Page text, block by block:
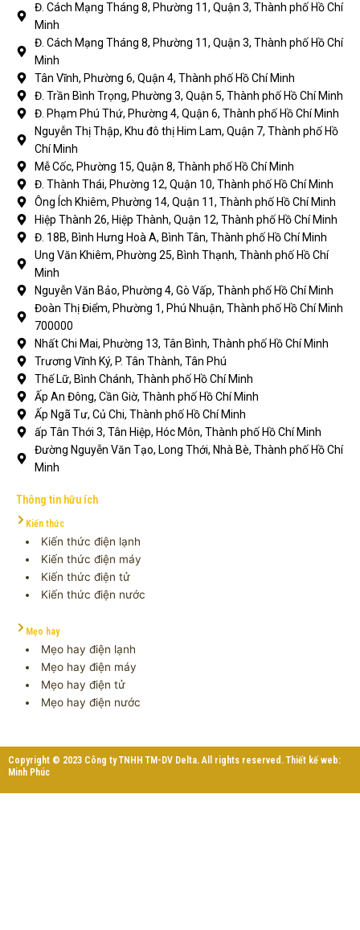
Đ. Cách Mạng Tháng 8, Phường 11, Quận 3, Thành phố Hồ Chí
Minh
Đ. Cách Mạng Tháng 8, Phường 11, Quận 3, Thành phố Hồ Chí
Minh
Tân Vĩnh, Phường 6, Quận 4, Thành phố Hồ Chí Minh
Đ. Trần Bình Trọng, Phường 3, Quận 5, Thành phố Hồ Chí Minh
Đ. Phạm Phú Thứ, Phường 4, Quận 6, Thành phố Hồ Chí Minh
Nguyễn Thị Thập, Khu đô thị Him Lam, Quận 7, Thành phố Hồ
Chí Minh
Mễ Cốc, Phường 15, Quận 8, Thành phố Hồ Chí Minh
Đ. Thành Thái, Phường 12, Quận 10, Thành phố Hồ Chí Minh
Ông Ích Khiêm, Phường 14, Quận 11, Thành phố Hồ Chí Minh
Hiệp Thành 26, Hiệp Thành, Quận 12, Thành phố Hồ Chí Minh
Đ. 18B, Bình Hưng Hoà A, Bình Tân, Thành phố Hồ Chí Minh
Ung Văn Khiêm, Phường 25, Bình Thạnh, Thành phố Hồ Chí
Minh
Nguyễn Văn Bảo, Phường 4, Gò Vấp, Thành phố Hồ Chí Minh
Đoàn Thị Điểm, Phường 1, Phú Nhuận, Thành phố Hồ Chí Minh
700000
Nhất Chi Mai, Phường 13, Tân Bình, Thành phố Hồ Chí Minh
Trương Vĩnh Ký, P. Tân Thành, Tân Phú
Thế Lữ, Bình Chánh, Thành phố Hồ Chí Minh
Ấp An Đông, Cần Giờ, Thành phố Hồ Chí Minh
Ấp Ngã Tư, Củ Chi, Thành phố Hồ Chí Minh
ấp Tân Thới 3, Tân Hiệp, Hóc Môn, Thành phố Hồ Chí Minh
Đường Nguyễn Văn Tạo, Long Thới, Nhà Bè, Thành phố Hồ Chí
Minh
Thông tin hữu ích
Kiến thức
Kiến thức điện lạnh
Kiến thức điện máy
Kiến thức điện tử
Kiến thức điện nước
Mẹo hay
Mẹo hay điện lạnh
Mẹo hay điện máy
Mẹo hay điện tử
Mẹo hay điện nước
Copyright © 2023 Công ty TNHH TM-DV Delta. All rights reserved. Thiết kế web:
Minh Phúc